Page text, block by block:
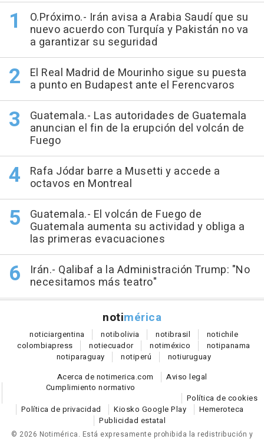
O.Próximo.- Irán avisa a Arabia Saudí que su
nuevo acuerdo con Turquía y Pakistán no va
a garantizar su seguridad
El Real Madrid de Mourinho sigue su puesta
a punto en Budapest ante el Ferencvaros
Guatemala.- Las autoridades de Guatemala
anuncian el fin de la erupción del volcán de
Fuego
Rafa Jódar barre a Musetti y accede a
octavos en Montreal
Guatemala.- El volcán de Fuego de
Guatemala aumenta su actividad y obliga a
las primeras evacuaciones
Irán.- Qalibaf a la Administración Trump: "No
necesitamos más teatro"
notimérica
noticiargentina notibolivia notibrasil notichile
colombiapress notiecuador notiméxico notipanama
notiparaguay notiperú notiuruguay
Acerca de notimerica.com
Aviso legal
Cumplimiento normativo
Política de cookies
Política de privacidad
Kiosko Google Play
Hemeroteca
Publicidad estatal
© 2026 Notimérica. Está expresamente prohibida la redistribución y